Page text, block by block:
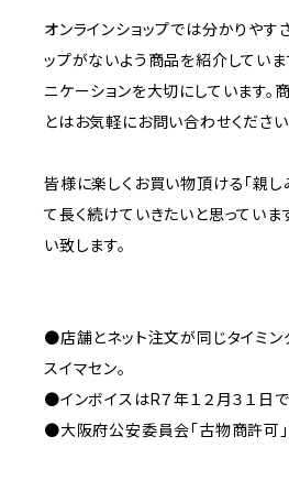
オンラインショップでは分かりやす
ップがないよう商品を紹介していま
ニケーションを大切にしています。
とはお気軽にお問い合わせください
皆様に楽しくお買い物頂ける「親し
て長く続けていきたいと思っていま
い致します。
●店舗とネット注文が同じタイミン
スイマセン。
●インボイスはR７年１２月３１日
●大阪府公安委員会「古物商許可